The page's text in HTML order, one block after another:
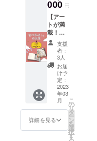
という
方で
も、写
真から
宝島の
美しい
風景を
堪能し
ていた
だけま
す！
000 円
【アー
トが満
載！】
壁画柄
のバン
ダナ/マ
スキン
グテー
プ ＋ 壁
画を描
いてく
ださる
岩切章
悟さん
の作品
集。 岩
支援
者：
3人
お届
け予
定：
2023
年03
月
詳細を見る
こ
の
リ
タ
ー
ン
を
選
択
す
る